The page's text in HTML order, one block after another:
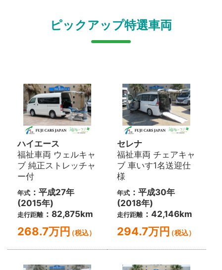
ピックアップ特選車両
ハイエース
福祉車両 ウェルキャ
ブ 純正ストレッチャ
ー付
年式 ：平成27年
(2015年)
走行距離：82,875km
268.7万円（税込）
セレナ
福祉車両 チェアキャ
ブ 車いす1名送迎仕
様
年式：平成30年
(2018年)
走行距離：42,146km
294.7万円（税込）